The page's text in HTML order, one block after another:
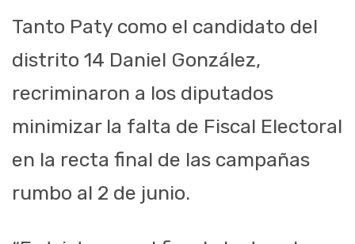
Tanto Paty como el candidato del
distrito 14 Daniel González,
recriminaron a los diputados
minimizar la falta de Fiscal Electoral
en la recta final de las campañas
rumbo al 2 de junio.